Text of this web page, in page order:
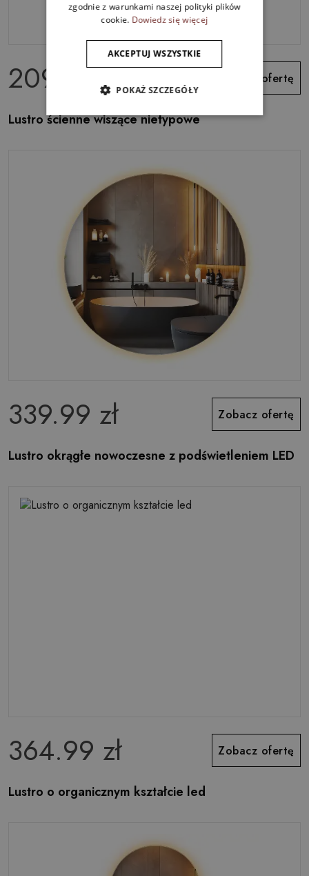
209.99 zł Zobacz ofertę
Lustro ścienne wiszące nietypowe
339.99 zł Zobacz ofertę
Lustro okrągłe nowoczesne z podświetleniem LED
364.99 zł Zobacz ofertę
Lustro o organicznym kształcie led
zgodnie z warunkami naszej polityki plików
cookie. Dowiedz się więcej
AKCEPTUJ WSZYSTKIE
POKAŻ SZCZEGÓŁY